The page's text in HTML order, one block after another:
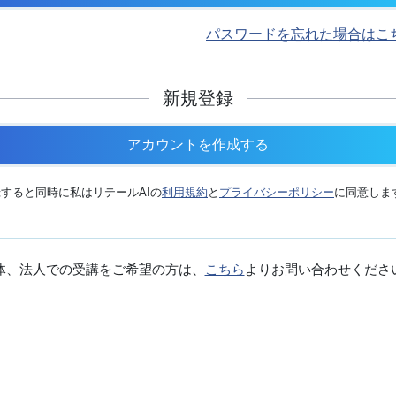
パスワードを忘れた場合はこ
新規登録
アカウントを作成する
ると同時に私はリテールAIの利用規約 と プライバシーポリシーに同意しま
、法人での受講をご希望の方は、 こちら よりお問い合わせくださ